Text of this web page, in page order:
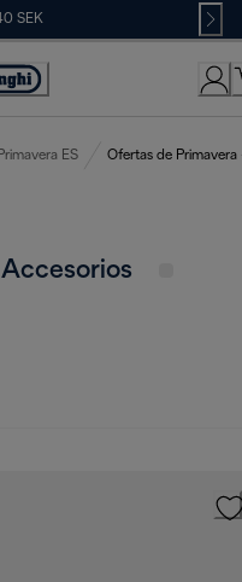
SEK
ES Ofertas de Primavera